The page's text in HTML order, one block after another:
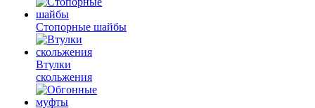
Стопорные шайбы
Втулки
скольжения